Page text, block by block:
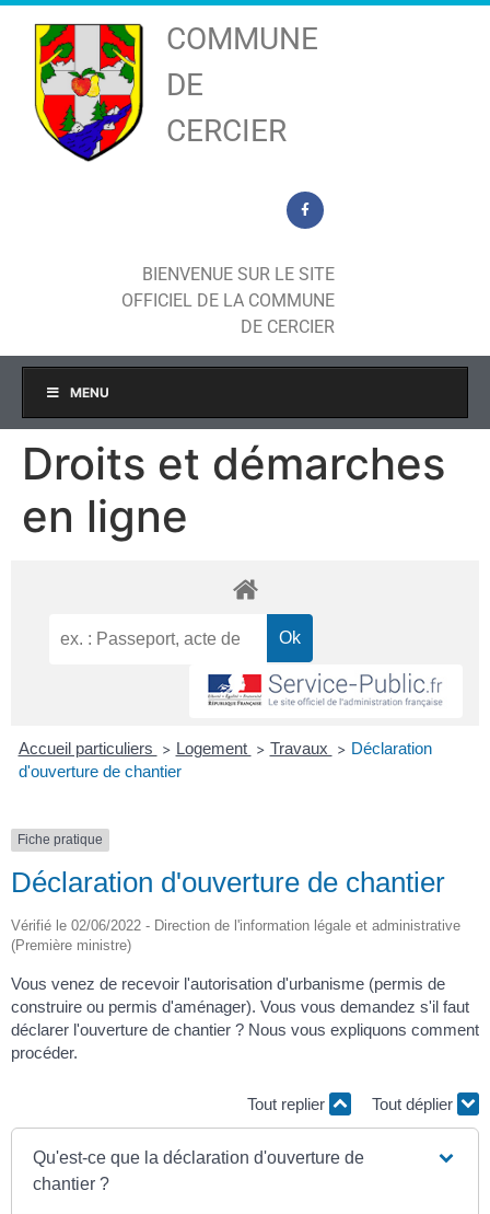
COMMUNE
DE
CERCIER
BIENVENUE SUR LE SITE
OFFICIEL DE LA COMMUNE
DE CERCIER
MENU
Droits et démarches
en ligne
Accueil particuliers > Logement > Travaux > Déclaration
d'ouverture de chantier
Fiche pratique
Déclaration d'ouverture de chantier
Vérifié le 02/06/2022 - Direction de l'information légale et administrative
(Première ministre)
Vous venez de recevoir l'autorisation d'urbanisme (permis de
construire ou permis d'aménager). Vous vous demandez s'il faut
déclarer l'ouverture de chantier ? Nous vous expliquons comment
procéder.
Tout replier Tout déplier
Qu'est-ce que la déclaration d'ouverture de
chantier ?